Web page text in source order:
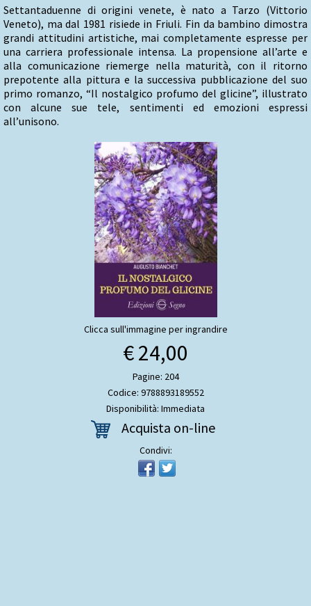
Settantaduenne di origini venete, è nato a Tarzo (Vittorio
Veneto), ma dal 1981 risiede in Friuli. Fin da bambino dimostra
grandi attitudini artistiche, mai completamente espresse per
una carriera professionale intensa. La propensione all’arte e
alla comunicazione riemerge nella maturità, con il ritorno
prepotente alla pittura e la successiva pubblicazione del suo
primo romanzo, “Il nostalgico profumo del glicine”, illustrato
con alcune sue tele, sentimenti ed emozioni espressi
all’unisono.
Clicca sull'immagine per ingrandire
€ 24,00
Pagine: 204
Codice: 9788893189552
Disponibilità: Immediata
Acquista on-line
Condivi: